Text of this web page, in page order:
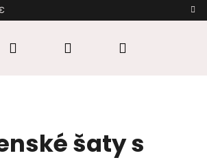
nad 60€
moletky Dámska móda
Hľadať Prihlásenie
šaty s